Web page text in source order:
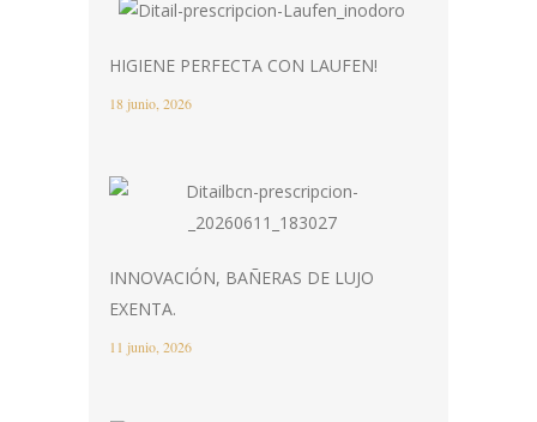
HIGIENE PERFECTA CON LAUFEN!
18 junio, 2026
INNOVACIÓN, BAÑERAS DE LUJO
EXENTA.
11 junio, 2026